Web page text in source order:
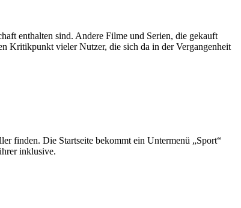
enthalten sind. Andere Filme und Serien, die gekauft
Kritikpunkt vieler Nutzer, die sich da in der Vergangenheit
finden. Die Startseite bekommt ein Untermenü „Sport“
inklusive.